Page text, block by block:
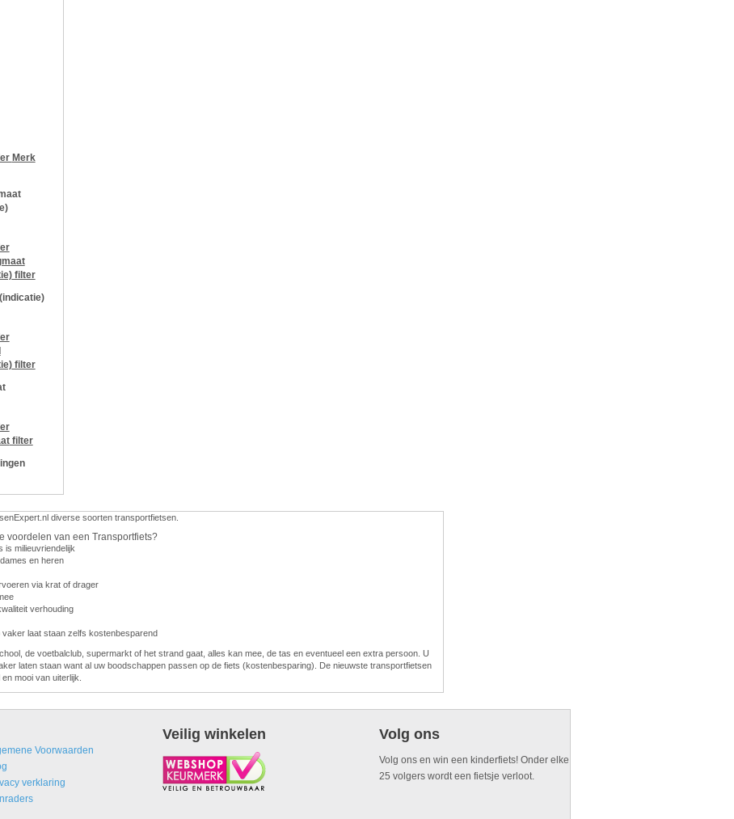
Merk
filter
filter
filter
diverse soorten transportfietsen.
voordelen van een Transportfiets?
is milieuvriendelijk
en heren
via krat of drager
verhouding
vaker laat staan zelfs kostenbesparend
de voetbalclub, supermarkt of het strand gaat, alles kan mee, de tas en eventueel een extra persoon. U
laten staan want al uw boodschappen passen op de fiets (kostenbesparing). De nieuwste transportfietsen
mooi van uiterlijk.
Voorwaarden
verklaring
Veilig winkelen Volg ons
Volg ons en win een kinderfiets! Onder elke
25 volgers wordt een fietsje verloot.